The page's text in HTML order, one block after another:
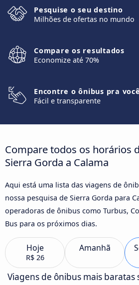
Pesquise o seu destino
Milhões de ofertas no mundo
Compare os resultados
Economize até 70%
Encontre o ônibus pra você
Fácil e transparente
Compare todos os horários
Sierra Gorda a Calama
Aqui está uma lista das viagens de
nossa pesquisa de Sierra Gorda para
operadoras de ônibus como Turbus,
Bus para os próximos dias.
Hoje
R$ 26
Amanhã
Viagens de ônibus mais baratas